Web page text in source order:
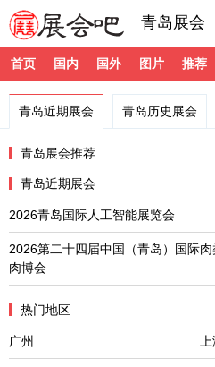
青岛展会
首页 国内 国外 图片 推荐
青岛近期展会 青岛历史展会
青岛展会推荐
青岛近期展会
2026青岛国际人工智能展览会
2026第二十四届中国（青岛）国际
肉博会
热门地区
广州